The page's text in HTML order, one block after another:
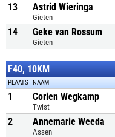
13 Astrid Wieringa
Gieten
14 Geke van Rossum
Gieten
F40, 10KM
PLAATS NAAM
1 Corien Wegkamp
Twist
2 Annemarie Weeda
Assen